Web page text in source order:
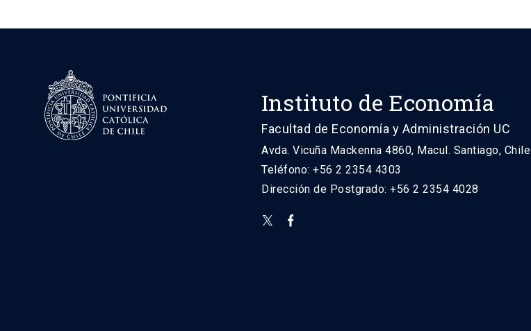
Instituto de Economía
Facultad de Economía y Administración UC
Avda. Vicuña Mackenna 4860, Macul. Santiago, Chile
Teléfono: +56 2 2354 4303
Dirección de Postgrado: +56 2 2354 4028